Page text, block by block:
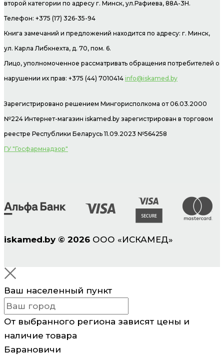
второй категории по адресу г. Минск, ул.Рафиева, 88А-3Н.
Телефон: +375 (17) 326-35-94
Книга замечаний и предложений находится по адресу: г. Минск,
ул. Карла Либкнехта, д. 70, пом. 6.
Лицо, уполномоченное рассматривать обращения потребителей о
нарушении их прав: +375 (44) 7010414 info@iskamed.by
Зарегистрировано решением Мингорисполкома от 06.03.2000
№224 Интернет-магазин iskamed.by зарегистрирован в торговом
реестре Республики Беларусь 11.09.2023 №564258
ГУ "Госфармнадзор"
iskamed.by © 2026 ООО «ИСКАМЕД»
Ваш населенный пункт
От выбранного региона зависят цены и
наличие товара
Барановичи